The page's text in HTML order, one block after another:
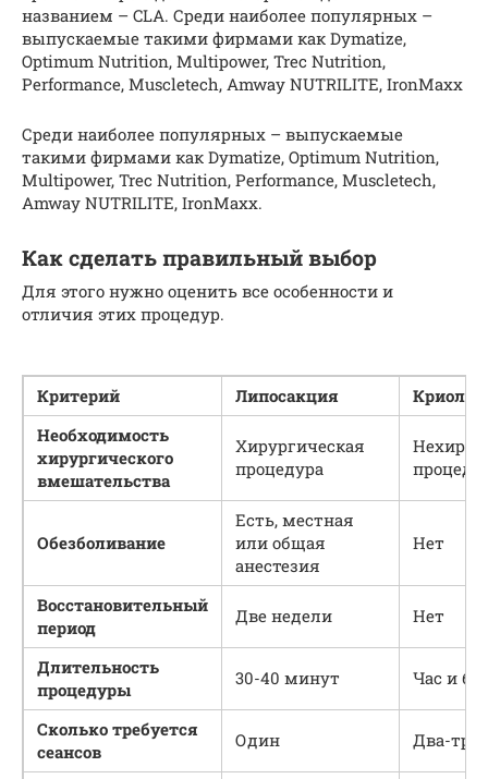
названием – CLA. Среди наиболее популярных –
выпускаемые такими фирмами как Dymatize,
Optimum Nutrition, Multipower, Trec Nutrition,
Performance, Muscletech, Amway NUTRILITE, IronMaxx
Среди наиболее популярных – выпускаемые
такими фирмами как Dymatize, Optimum Nutrition,
Multipower, Trec Nutrition, Performance, Muscletech,
Amway NUTRILITE, IronMaxx.
Как сделать правильный выбор
Для этого нужно оценить все особенности и
отличия этих процедур.
Критерий Липосакция
Необходимость
хирургического
вмешательства
Хирургическая
процедура
Обезболивание
Есть, местная
или общая
анестезия
Нет
Восстановительный
период
Две недели Нет
Длительность
процедуры
30-40 минут Час и
Сколько требуется
сеансов
Один Два-три